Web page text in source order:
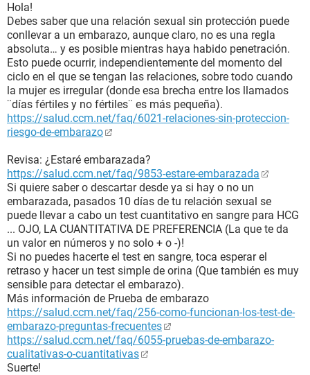
Hola!
Debes saber que una relación sexual sin protección puede
conllevar a un embarazo, aunque claro, no es una regla
absoluta… y es posible mientras haya habido penetración.
Esto puede ocurrir, independientemente del momento del
ciclo en el que se tengan las relaciones, sobre todo cuando
la mujer es irregular (donde esa brecha entre los llamados
¨días fértiles y no fértiles¨ es más pequeña).
https://salud.ccm.net/faq/6021-relaciones-sin-proteccion-
riesgo-de-embarazo
Revisa: ¿Estaré embarazada?
https://salud.ccm.net/faq/9853-estare-embarazada
Si quiere saber o descartar desde ya si hay o no un
embarazada, pasados 10 días de tu relación sexual se
puede llevar a cabo un test cuantitativo en sangre para HCG
... OJO, LA CUANTITATIVA DE PREFERENCIA (La que te da
un valor en números y no solo + o -)!
Si no puedes hacerte el test en sangre, toca esperar el
retraso y hacer un test simple de orina (Que también es muy
sensible para detectar el embarazo).
Más información de Prueba de embarazo
https://salud.ccm.net/faq/256-como-funcionan-los-test-de-
embarazo-preguntas-frecuentes
https://salud.ccm.net/faq/6055-pruebas-de-embarazo-
cualitativas-o-cuantitativas
Suerte!